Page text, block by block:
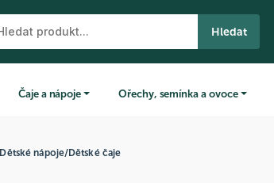
Hledat
Čaje a nápoje Ořechy, semínka a ovoce
Dětské nápoje/Dětské čaje